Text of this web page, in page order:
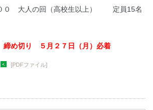
００ 大人の回（高校生以上） 定員15名
締め切り ５月２７日（月）必着
[PDFファイル]